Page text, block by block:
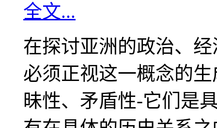
全文...
在探讨亚洲的政治、
必须正视这一概念的
昧性、矛盾性-它们是